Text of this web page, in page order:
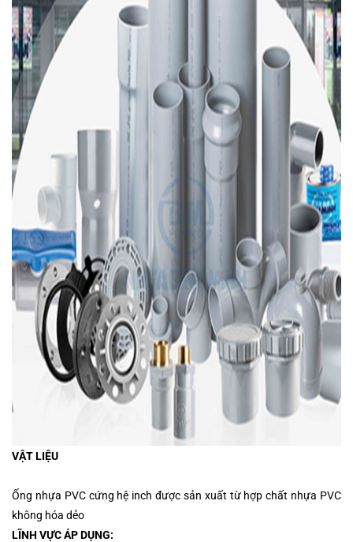
VẬT LIỆU
Ống nhựa PVC cứng hệ inch được sản xuất từ hợp chất nhựa PVC
không hóa dẻo
LĨNH VỰC ÁP DỤNG: